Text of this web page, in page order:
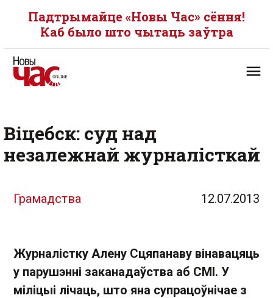
Падтрымайце «Новы Час» сёння!
Каб было што чытаць заўтра
Віцебск: суд над
незалежнай журналісткай
Грамадства 12.07.2013
Журналістку Алену Сцяпанаву вінавацяць
у парушэнні заканадаўства аб СМІ. У
міліцыі лічаць, што яна супрацоўнічае з